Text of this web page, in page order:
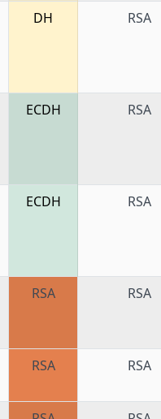
DH RSA
ECDH RSA
ECDH RSA
RSA RSA
RSA RSA